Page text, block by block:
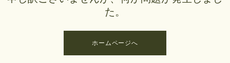
た。
ホームページへ